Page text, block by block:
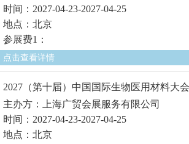
时间：2027-04-23-2027-04-25
地点：北京
参展费1：
点击查看详情
2027（第十届）中国国际生物医用材料大
主办方：上海广贸会展服务有限公司
时间：2027-04-23-2027-04-25
地点：北京